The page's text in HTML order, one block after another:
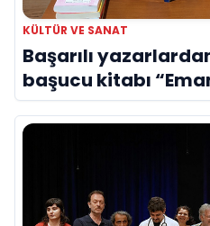
KÜLTÜR VE SANAT
Başarılı
başucu kitabı
yerini aldı